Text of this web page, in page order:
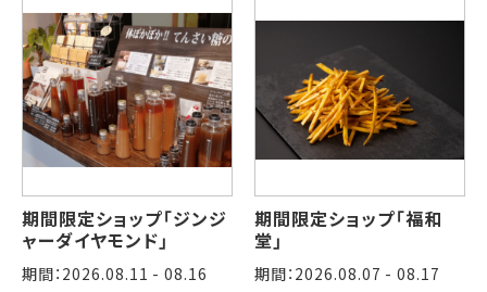
期間限定ショップ「ジンジ
ャーダイヤモンド」
期間：2026.08.11 - 08.16
期間限定ショップ「福和
堂」
期間：2026.08.07 - 08.17